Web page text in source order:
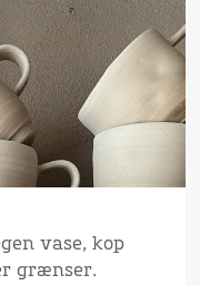
vase, kop
grænser.